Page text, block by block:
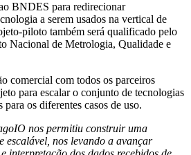
BNDES para redirecionar
a serem usados na vertical de
piloto também será qualificado pelo
Nacional de Metrologia, Qualidade e
comercial com todos os parceiros
para escalar o conjunto de tecnologias
para os diferentes casos de uso.
nos permitiu construir uma
escalável, nos levando a avançar